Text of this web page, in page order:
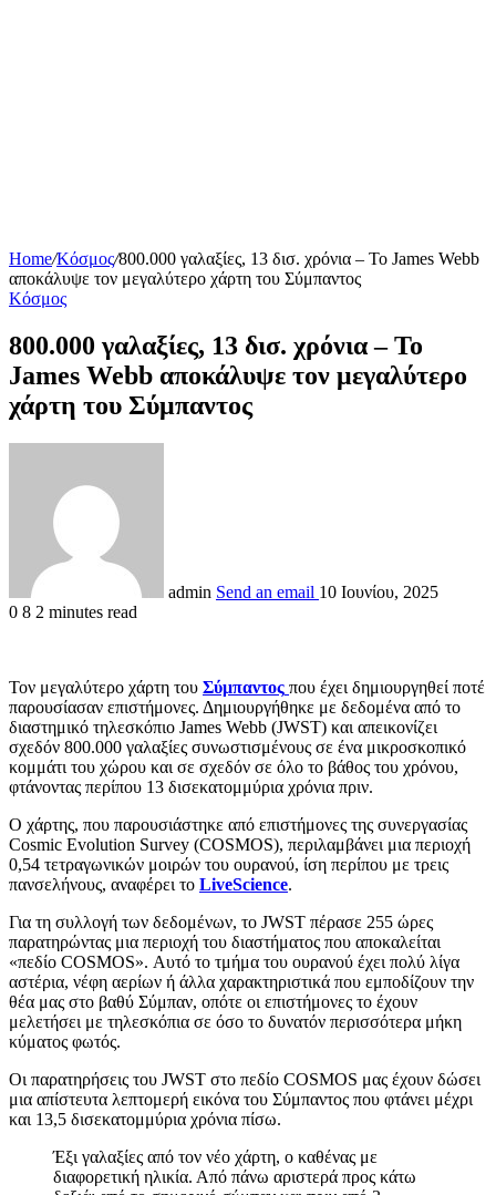
Home/Κόσμος/800.000 γαλαξίες, 13 δισ. χρόνια – Το James Webb
αποκάλυψε τον μεγαλύτερο χάρτη του Σύμπαντος
Κόσμος
800.000 γαλαξίες, 13 δισ. χρόνια – Το
James Webb αποκάλυψε τον μεγαλύτερο
χάρτη του Σύμπαντος
admin Send an email 10 Ιουνίου, 2025
0 8 2 minutes read
Τον μεγαλύτερο χάρτη του Σύμπαντος που έχει δημιουργηθεί ποτέ
παρουσίασαν επιστήμονες. Δημιουργήθηκε με δεδομένα από το
διαστημικό τηλεσκόπιο James Webb (JWST) και απεικονίζει
σχεδόν 800.000 γαλαξίες συνωστισμένους σε ένα μικροσκοπικό
κομμάτι του χώρου και σε σχεδόν σε όλο το βάθος του χρόνου,
φτάνοντας περίπου 13 δισεκατομμύρια χρόνια πριν.
Ο χάρτης, που παρουσιάστηκε από επιστήμονες της συνεργασίας
Cosmic Evolution Survey (COSMOS), περιλαμβάνει μια περιοχή
0,54 τετραγωνικών μοιρών του ουρανού, ίση περίπου με τρεις
πανσελήνους, αναφέρει το LiveScience.
Για τη συλλογή των δεδομένων, το JWST πέρασε 255 ώρες
παρατηρώντας μια περιοχή του διαστήματος που αποκαλείται
«πεδίο COSMOS». Αυτό το τμήμα του ουρανού έχει πολύ λίγα
αστέρια, νέφη αερίων ή άλλα χαρακτηριστικά που εμποδίζουν την
θέα μας στο βαθύ Σύμπαν, οπότε οι επιστήμονες το έχουν
μελετήσει με τηλεσκόπια σε όσο το δυνατόν περισσότερα μήκη
κύματος φωτός.
Οι παρατηρήσεις του JWST στο πεδίο COSMOS μας έχουν δώσει
μια απίστευτα λεπτομερή εικόνα του Σύμπαντος που φτάνει μέχρι
και 13,5 δισεκατομμύρια χρόνια πίσω.
Έξι γαλαξίες από τον νέο χάρτη, ο καθένας με
διαφορετική ηλικία. Από πάνω αριστερά προς κάτω